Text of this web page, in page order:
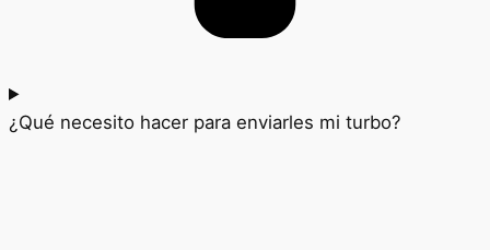
¿Qué necesito hacer para enviarles mi turbo?